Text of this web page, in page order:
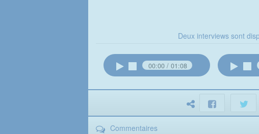
Deux interviews sont
00:00 01:08
Commentaires